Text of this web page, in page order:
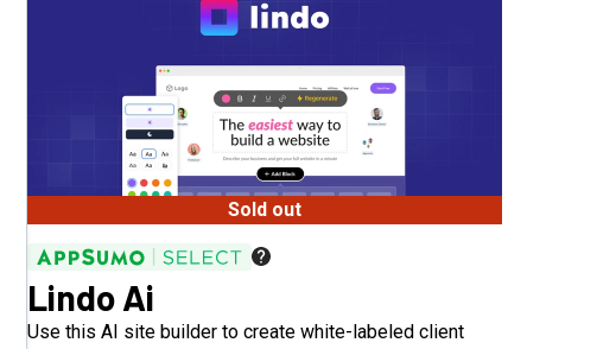
Sold out
Lindo Ai
Use this AI site builder to create white-labeled client